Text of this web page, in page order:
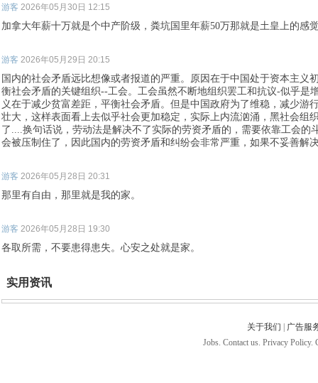
游客 2026年05月30日 12:15
加拿大年薪十万就是个中产阶级，粪坑国里年薪50万那就是土皇上的感
游客 2026年05月29日 20:15
国内的社会矛盾远比想像或者报道的严重。原因在于中国处于资本主义
衡社会矛盾的关键组织--工会。工会虽然不断地组织罢工和抗议-似乎是
义在于减少贫富差距，平衡社会矛盾。但是中国政府为了维稳，减少游
壮大，这样表面看上去似乎社会更加稳定，实际上内流汹涌，黑社会组
了....换句话说，劳动法是解决不了实际的劳资矛盾的，需要依靠工会的
会被压制住了，因此国内的劳资矛盾和纠纷会非常严重，如果不妥善解
游客 2026年05月28日 20:31
那里有自由，那里就是我的家。
游客 2026年05月28日 19:30
各取所需，不要患得患失。心安之处就是家。
实用资讯
关于我们
广告服
Jobs. Contact us. Privacy